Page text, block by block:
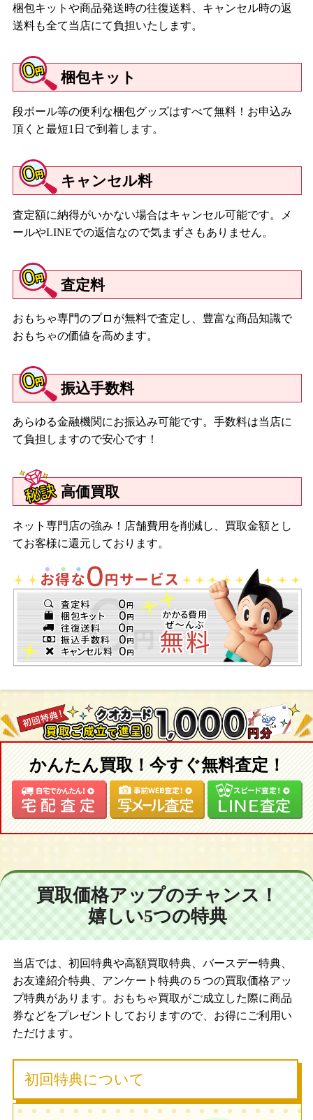
梱包キットや商品発送時の往復送料、キャンセル時の返
送料も全て当店にて負担いたします。
梱包キット
段ボール等の便利な梱包グッズはすべて無料！お申込み
頂くと最短1日で到着します。
キャンセル料
査定額に納得がいかない場合はキャンセル可能です。メ
ールやLINEでの返信なので気まずさもありません。
査定料
おもちゃ専門のプロが無料で査定し、豊富な商品知識で
おもちゃの価値を高めます。
振込手数料
あらゆる金融機関にお振込み可能です。手数料は当店に
て負担しますので安心です！
高価買取
ネット専門店の強み！店舗費用を削減し、買取金額とし
てお客様に還元しております。
かんたん買取！今すぐ無料査定！
買取価格アップのチャンス！
嬉しい5つの特典
当店では、初回特典や高額買取特典、バースデー特典、
お友達紹介特典、アンケート特典の５つの買取価格アッ
プ特典があります。おもちゃ買取がご成立した際に商品
券などをプレゼントしておりますので、お得にご利用い
ただけます。
初回特典について